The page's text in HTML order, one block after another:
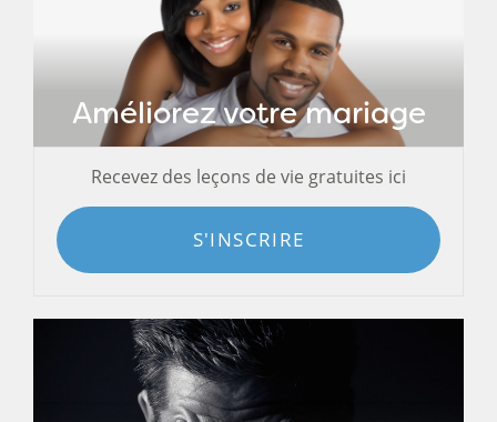
Améliorez votre mariage
Recevez des leçons de vie gratuites ici
S'INSCRIRE